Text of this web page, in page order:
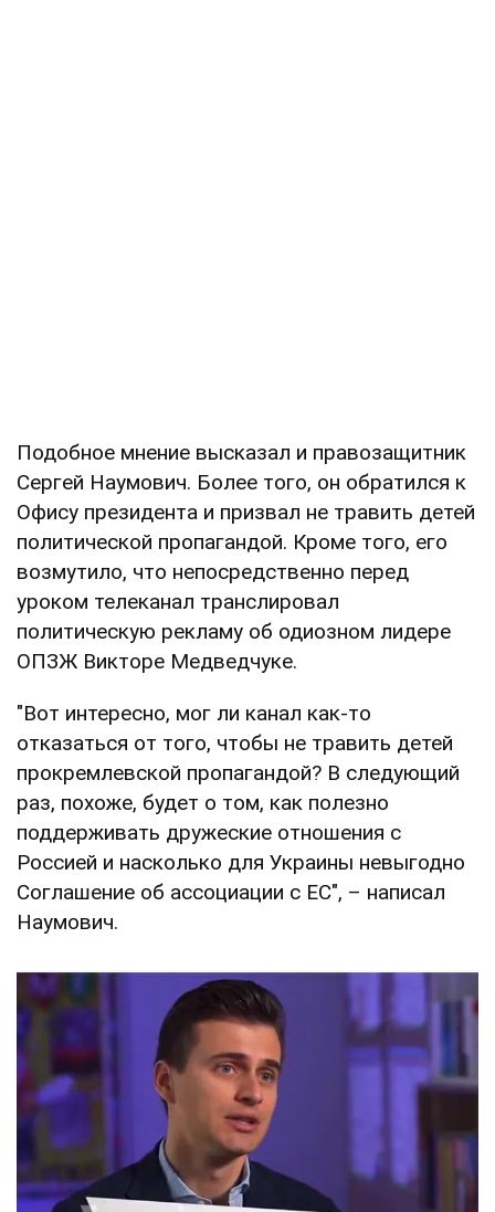
Подобное мнение высказал и правозащитник
Сергей Наумович. Более того, он обратился к
Офису президента и призвал не травить детей
политической пропагандой. Кроме того, его
возмутило, что непосредственно перед
уроком телеканал транслировал
политическую рекламу об одиозном лидере
ОПЗЖ Викторе Медведчуке.
"Вот интересно, мог ли канал как-то
отказаться от того, чтобы не травить детей
прокремлевской пропагандой? В следующий
раз, похоже, будет о том, как полезно
поддерживать дружеские отношения с
Россией и насколько для Украины невыгодно
Соглашение об ассоциации с ЕС", – написал
Наумович.